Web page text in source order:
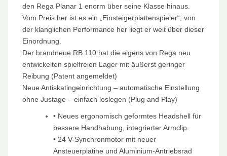
den Rega Planar 1 enorm über seine Klasse hinaus.
Vom Preis her ist es ein „Einsteigerplattenspieler“; von
der klanglichen Performance her liegt er weit über dieser
Einordnung.
Der brandneue RB 110 hat die eigens von Rega neu
entwickelten spielfreien Lager mit äußerst geringer
Reibung (Patent angemeldet)
Neue Antiskatingeinrichtung – automatische Einstellung
ohne Justage – einfach loslegen (Plug and Play)
• Neues ergonomisch geformtes Headshell für
bessere Handhabung, integrierter Armclip.
• 24 V-Synchronmotor mit neuer
Ansteuerplatine und Aluminium-Antriebsrad